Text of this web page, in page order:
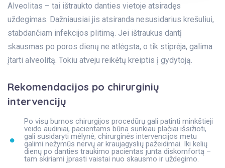
Alveolitas – tai ištraukto danties vietoje atsiradęs
uždegimas. Dažniausiai jis atsiranda nesusidarius krešuliui,
stabdančiam infekcijos plitimą. Jei ištraukus dantį
skausmas po poros dienų ne atlėgsta, o tik stiprėja, galima
įtarti alveolitą. Tokiu atveju reikėtų kreiptis į gydytoją.
Rekomendacijos po chirurginių
intervencijų
Po visų burnos chirurgijos procedūrų gali patinti minkštieji
veido audiniai, pacientams būna sunkiau plačiai išsižioti,
gali susidaryti mėlynė, chirurginės intervencijos metu
galimi nežymūs nervų ar kraujagyslių pažeidimai. Iki kelių
dienų po danties traukimo pacientas junta diskomfortą –
tam skiriami įprasti vaistai nuo skausmo ir uždegimo.